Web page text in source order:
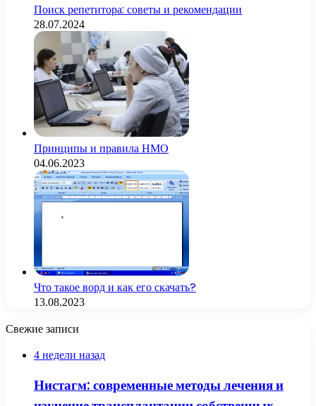
Поиск репетитора: советы и рекомендации
28.07.2024
Принципы и правила НМО
04.06.2023
Что такое ворд и как его скачать?
13.08.2023
Свежие записи
4 недели назад
Нистагм: современные методы лечения и